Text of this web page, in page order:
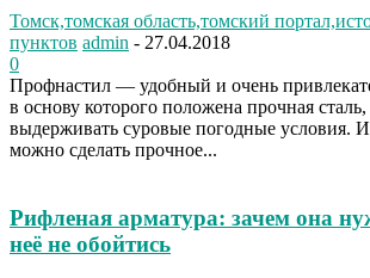
Томск,томская область,томский
пунктов admin - 27.04.2018
0
Профнастил — удобный и очень
в основу которого положена прочная
выдерживать суровые погодные условия.
можно сделать прочное...
Рифленая арматура: зачем она
неё не обойтись